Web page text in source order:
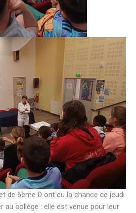
de 6ème D ont eu la chance ce jeudi
au collège : elle est venue pour leur